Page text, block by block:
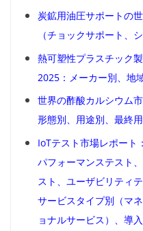
炭鉱用油圧サポートの
（チョックサポート、
熱可塑性プラスチック
2025：メーカー別、地
世界の酢酸カルシウム
形態別、用途別、最終
IoTテスト市場レポート
パフォーマンステスト
スト、ユーザビリティ
サービスタイプ別（マ
ョナルサービス）、導